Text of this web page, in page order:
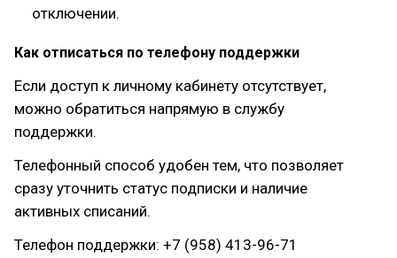
отключении.
Как отписаться по телефону поддержки
Если доступ к личному кабинету отсутствует,
можно обратиться напрямую в службу
поддержки.
Телефонный способ удобен тем, что позволяет
сразу уточнить статус подписки и наличие
активных списаний.
Телефон поддержки: +7 (958) 413-96-71